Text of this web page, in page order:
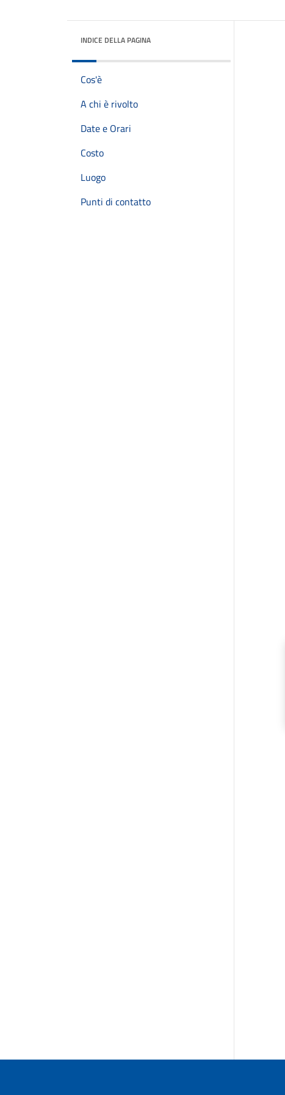
INDICE DELLA PAGINA
Cos'è
A chi è rivolto
Date e Orari
Costo
Luogo
Punti di contatto